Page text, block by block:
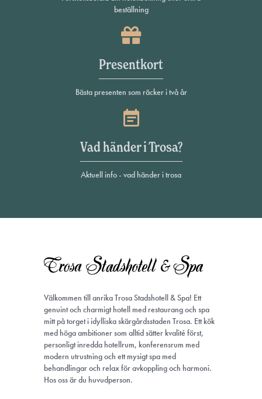
beställning
Presentkort
Bästa presenten som räcker i två år
Vad händer i Trosa?
Aktuell info - vad händer i trosa
Välkommen till anrika Trosa Stadshotell & Spa! Ett
genuint och charmigt hotell med restaurang och spa
mitt på torget i idylliska skärgårdsstaden Trosa. Ett kök
med höga ambitioner som alltid sätter kvalité först,
personligt inredda hotellrum, konferensrum med
modern utrustning och ett mysigt spa med
behandlingar och relax för avkoppling och harmoni.
Hos oss är du huvudperson.